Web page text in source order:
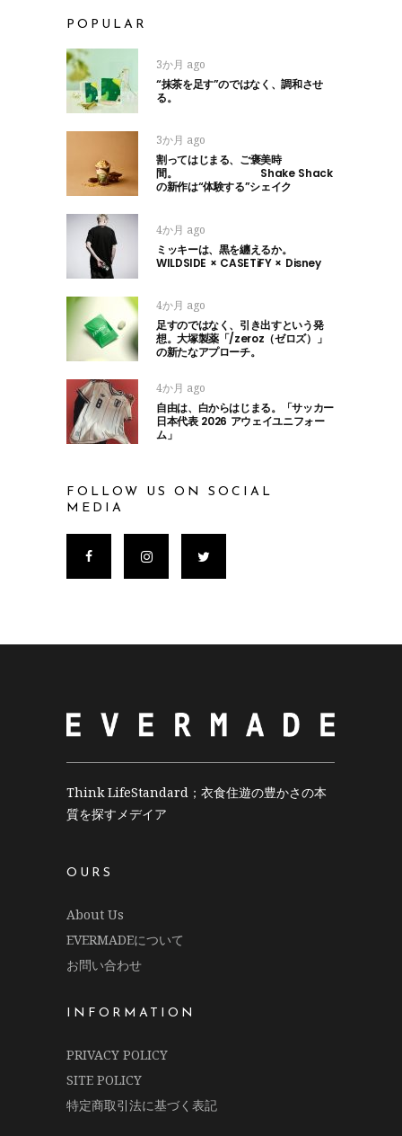
POPULAR
3か月 ago
“抹茶を足す”のではなく、調和させ
る。
3か月 ago
割ってはじまる、ご褒美時
間。 Shake Shack
の新作は“体験する”シェイク
4か月 ago
ミッキーは、黒を纏えるか。
WILDSIDE × CASETiFY × Disney
4か月 ago
足すのではなく、引き出すという発
想。大塚製薬「/zeroz（ゼロズ）」
の新たなアプローチ。
4か月 ago
自由は、白からはじまる。「サッカー
日本代表 2026 アウェイユニフォー
ム」
FOLLOW US ON SOCIAL
MEDIA
Think LifeStandard；衣食住遊の豊かさの本
質を探すメデイア
OURS
About Us
EVERMADEについて
お問い合わせ
INFORMATION
PRIVACY POLICY
SITE POLICY
特定商取引法に基づく表記